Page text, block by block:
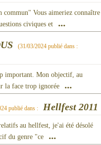
Vous aimeriez connaître
civiques et
...
(31/03/2024 publié dans :
important. Mon objectif, au
la face trop ignorée
...
publié dans : Hellfest 2011
au hellfest, je'ai été désolé
du genre "ce
...